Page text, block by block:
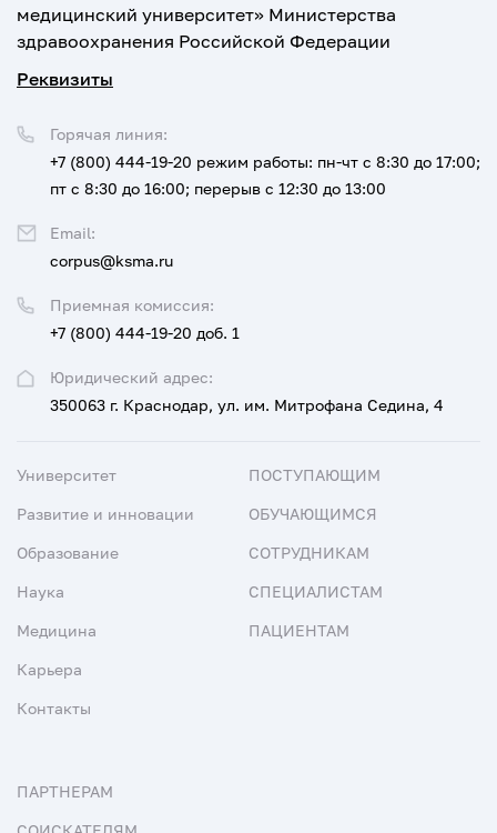
медицинский университет» Министерства
здравоохранения Российской Федерации
Реквизиты
Юридический адрес:
350063 г. Краснодар, ул. им. Митрофана Седина, 4
Приемная комиссия:
+7 (800) 444-19-20 доб. 1
Горячая линия:
+7 (800) 444-19-20 режим работы: пн-чт с 8:30 до 17:00;
пт с 8:30 до 16:00; перерыв с 12:30 до 13:00
Email:
corpus@ksma.ru
Университет
Развитие и инновации
Образование
Наука
Медицина
Карьера
Контакты
ПОСТУПАЮЩИМ
ОБУЧАЮЩИМСЯ
СОТРУДНИКАМ
СПЕЦИАЛИСТАМ
ПАЦИЕНТАМ
ПАРТНЕРАМ